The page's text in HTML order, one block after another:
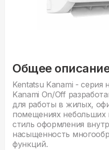
Общее
Kentatsu Kanami - серия
Kanami On/Off
для работы в жилых,
помещениях
стиль оформления
насыщенность
функций.